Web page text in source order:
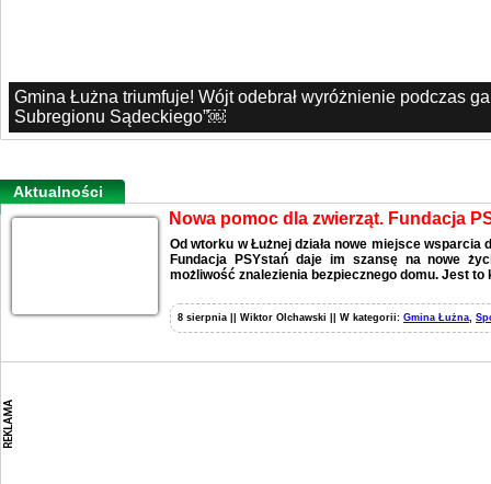
Gmina Łużna triumfuje! Wójt odebrał wyróżnienie podczas
Subregionu Sądeckiego”￼
Aktualności
Nowa pomoc dla zwierząt. Fundacja
Od wtorku w Łużnej działa nowe miejsce
Fundacja PSYstań daje im szansę na nowe
możliwość znalezienia bezpiecznego domu. Jest
8 sierpnia || Wiktor Olchawski || W kategorii: Gmina Łużna